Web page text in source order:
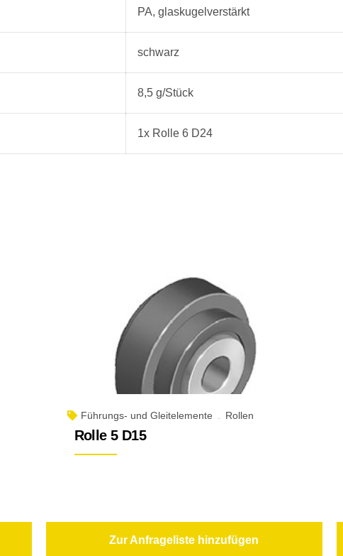
PA, glaskugelverstärkt
schwarz
8,5 g/Stück
1x Rolle 6 D24
Führungs- und Gleitelemente Rollen
Rolle 5 D15
Zur Anfrageliste hinzufügen